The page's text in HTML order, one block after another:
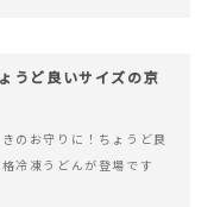
うど良いサイズの京
のお守りに！ちょうど良
冷凍うどんが登場です